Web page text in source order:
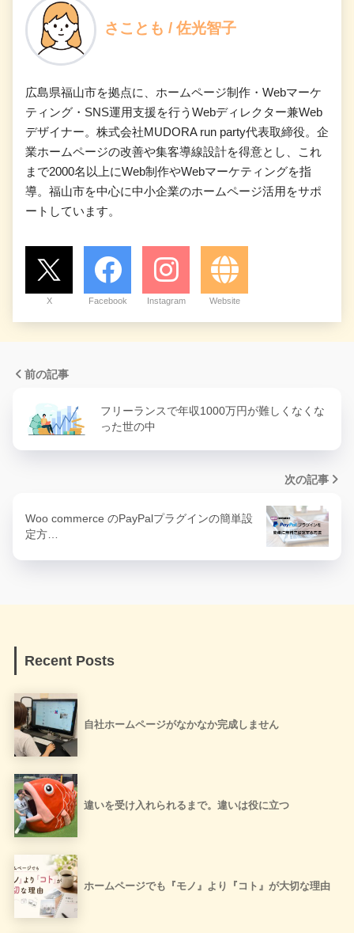
さことも / 佐光智子
広島県福山市を拠点に、ホームページ制作・Webマーケ
ティング・SNS運用支援を行うWebディレクター兼Web
デザイナー。株式会社MUDORA run party代表取締役。企
業ホームページの改善や集客導線設計を得意とし、これ
まで2000名以上にWeb制作やWebマーケティングを指
導。福山市を中心に中小企業のホームページ活用をサポ
ートしています。
X Facebook Instagram Website
前の記事
フリーランスで年収1000万円が難しくなくな
った世の中
次の記事
Woo commerce のPayPalプラグインの簡単設
定方…
Recent Posts
自社ホームページがなかなか完成しません
違いを受け入れられるまで。違いは役に立つ
ホームページでも『モノ』より『コト』が大切な理由